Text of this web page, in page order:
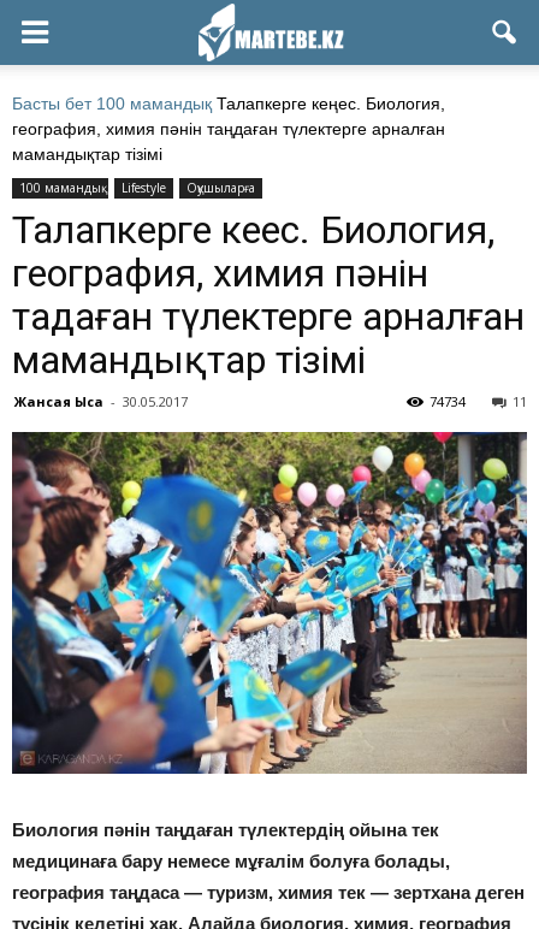
Басты бет 100 мамандық Талапкерге кеңес. Биология,
география, химия пәнін таңдаған түлектерге арналған
мамандықтар тізімі
100 мамандық Lifestyle Оқушыларға
Талапкерге кеңес. Биология,
география, химия пәнін
таңдаған түлектерге арналған
мамандықтар тізімі
Жансая Ысқақ - 30.05.2017 11
74734
Биология пәнін таңдаған түлектердің ойына тек
медицинаға бару немесе мұғалім болуға болады,
география таңдаса — туризм, химия тек — зертхана деген
түсінік келетіні хақ. Алайда биология, химия, география